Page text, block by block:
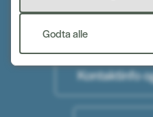
Kontaktinfo
Godta alle